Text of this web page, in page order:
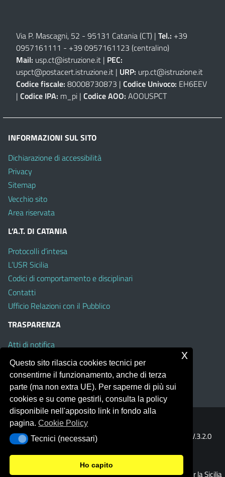
Via P. Mascagni, 52 - 95131 Catania (CT) | Tel.: +39
0957161111 - +39 0957161123 (centralino)
Mail: usp.ct@istruzione.it | PEC:
uspct@postacert.istruzione.it | URP: urp.ct@istruzione.it
Codice fiscale: 80008730873 | Codice Univoco: EH6EEV
| Codice IPA: m_pi | Codice AOO: AOOUSPCT
INFORMAZIONI SUL SITO
Dichiarazione di accessibilità
Privacy
Sitemap
Vecchio sito
Area riservata
L’A.T. DI CATANIA
Protocolli d’intesa
L’USR Sicilia
Codici di comportamento e disciplinari
Contatti
Ufficio Relazioni con il Pubblico
TRASPARENZA
Atti di notifica
Albo on line
Amministrazione Trasparente
Obiettivi di Accessibilità
Portale realizzato con la piattaforma
Template Italia configurato sul tema accessibile
V.3.2.0
(Mizar)
© 2026 Ufficio Scolastico Regionale per la Sicilia
Questo sito rilascia cookies tecnici per
consentirne il funzionamento, anche di terza
parte (ma non extra UE). Per saperne di più sui
cookies e su come gestirli, consulta la policy
disponibile nell'apposito link in fondo alla
pagina.Cookie Policy
Tecnici (necessari)
Tecnici (necessari)
Ho capito
x